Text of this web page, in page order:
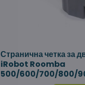
Странична четка за
iRobot Roomba
500/600/700/800/